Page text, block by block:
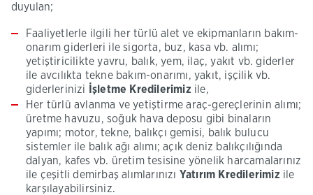
duyulan;
Faaliyetlerle ilgili her türlü alet ve ekipmanların bakım-
onarım giderleri ile sigorta, buz, kasa vb. alımı;
yetiştiricilikte yavru, balık, yem, ilaç, yakıt vb. giderler
ile avcılıkta tekne bakım-onarımı, yakıt, işçilik vb.
giderlerinizi
İşletme Kredilerimiz ile,
Her türlü avlanma ve yetiştirme araç-gereçlerinin alımı;
üretme havuzu, soğuk hava deposu gibi binaların
yapımı; motor, tekne, balıkçı gemisi, balık bulucu
sistemler ile balık ağı alımı; açık deniz balıkçılığında
dalyan, kafes vb. üretim tesisine yönelik harcamalarınız
ile çeşitli demirbaş alımlarınızı Yatırım Kredilerimiz ile
karşılayabilirsiniz.